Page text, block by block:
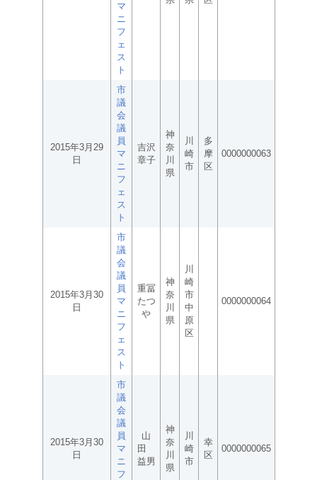
マ
ニ
フ
ェ
ス
ト
2015年3月29
日
市
議
会
議
員
マ
ニ
フ
ェ
ス
ト
吉沢
章子
神
奈
川
県
川
崎
市
多
摩
区
0000000063
2015年3月30
日
市
議
会
議
員
マ
ニ
フ
ェ
ス
ト
重冨
たつ
や
神
奈
川
県
川
崎
市
中
原
区
0000000064
2015年3月30
日
市
議
会
議
員
マ
ニ
フ
山
田
益男
神
奈
川
県
川
崎
市
幸
区
0000000065